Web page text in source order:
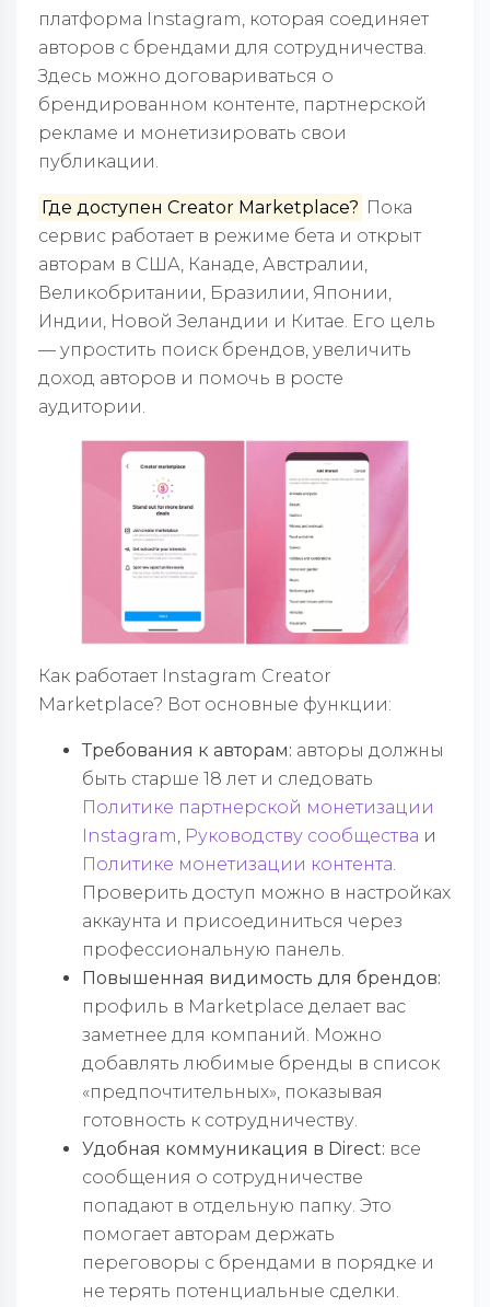
платформа Instagram, которая соединяет
авторов с брендами для сотрудничества.
Здесь можно договариваться о
брендированном контенте, партнерской
рекламе и монетизировать свои
публикации.
Где доступен Creator Marketplace? Пока
сервис работает в режиме бета и открыт
авторам в США, Канаде, Австралии,
Великобритании, Бразилии, Японии,
Индии, Новой Зеландии и Китае. Его цель
— упростить поиск брендов, увеличить
доход авторов и помочь в росте
аудитории.
Как работает Instagram Creator
Marketplace? Вот основные функции:
Требования к авторам: авторы должны
быть старше 18 лет и следовать
Политике партнерской монетизации
Instagram, Руководству сообщества и
Политике монетизации контента.
Проверить доступ можно в настройках
аккаунта и присоединиться через
профессиональную панель.
Повышенная видимость для брендов:
профиль в Marketplace делает вас
заметнее для компаний. Можно
добавлять любимые бренды в список
«предпочтительных», показывая
готовность к сотрудничеству.
Удобная коммуникация в Direct: все
сообщения о сотрудничестве
попадают в отдельную папку. Это
помогает авторам держать
переговоры с брендами в порядке и
не терять потенциальные сделки.